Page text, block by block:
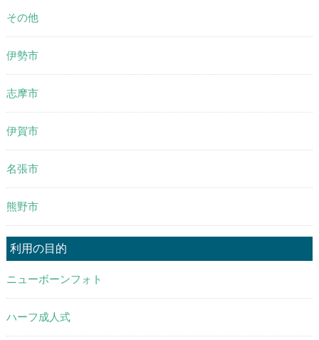
その他
伊勢市
志摩市
伊賀市
名張市
熊野市
利用の目的
ニューボーンフォト
ハーフ成人式